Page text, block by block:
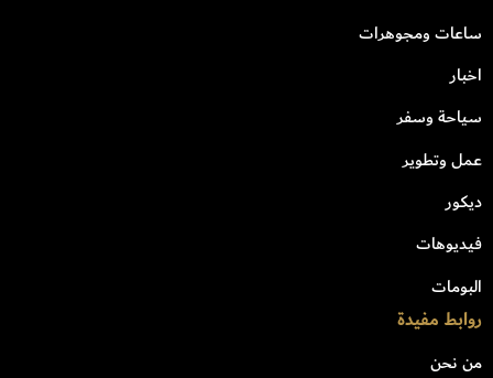
ساعات ومجوهرات
اخبار
سياحة وسفر
عمل وتطوير
ديكور
فيديوهات
البومات
روابط مفيدة
من نحن